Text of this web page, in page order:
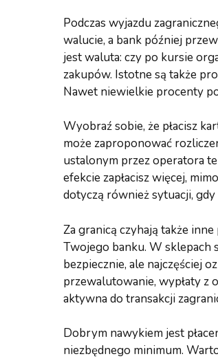
Podczas wyjazdu
walucie, a bank później
jest waluta: czy po kursie
zakupów. Istotne są także
Nawet niewielkie procenty
Wyobraź sobie, że płacisz
może zaproponować
ustalonym przez operatora
efekcie zapłacisz więcej,
dotyczą również sytuacji,
Za granicą czyhają także
Twojego banku. W sklepach
bezpiecznie, ale najczęściej
przewalutowanie, wypłaty z
aktywna do transakcji
Dobrym nawykiem jest
niezbędnego minimum.